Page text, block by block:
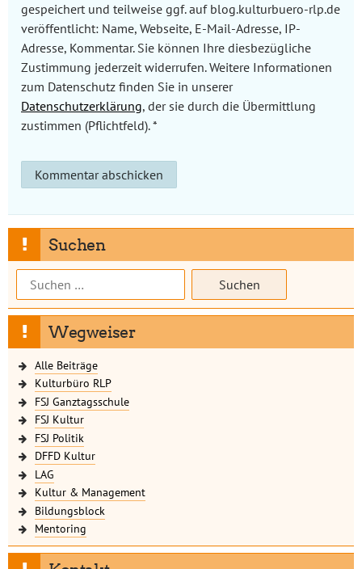
gespeichert und teilweise ggf. auf blog.kulturbuero-rlp.de
veröffentlicht: Name, Webseite, E-Mail-Adresse, IP-
Adresse, Kommentar. Sie können Ihre diesbezügliche
Zustimmung jederzeit widerrufen. Weitere Informationen
zum Datenschutz finden Sie in unserer
Datenschutzerklärung, der sie durch die Übermittlung
zustimmen (Pflichtfeld).*
Suchen
Suchen
nach:
Wegweiser
Alle Beiträge
Kulturbüro RLP
FSJ Ganztagsschule
FSJ Kultur
FSJ Politik
DFFD Kultur
LAG
Kultur & Management
Bildungsblock
Mentoring